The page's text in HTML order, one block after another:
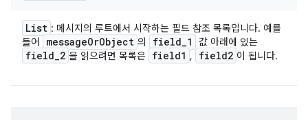
List : 메시지의 루트에서 시작하는 필드 참조 목록입니다. 예를
들어
messageOrObject 의 field_1 값 아래에 있는
field_2 을 읽으려면 목록은 field1 , field2 이 됩니다.